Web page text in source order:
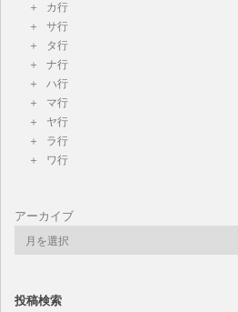
カ行
サ行
タ行
ナ行
ハ行
マ行
ヤ行
ラ行
ワ行
アーカイブ
投稿検索